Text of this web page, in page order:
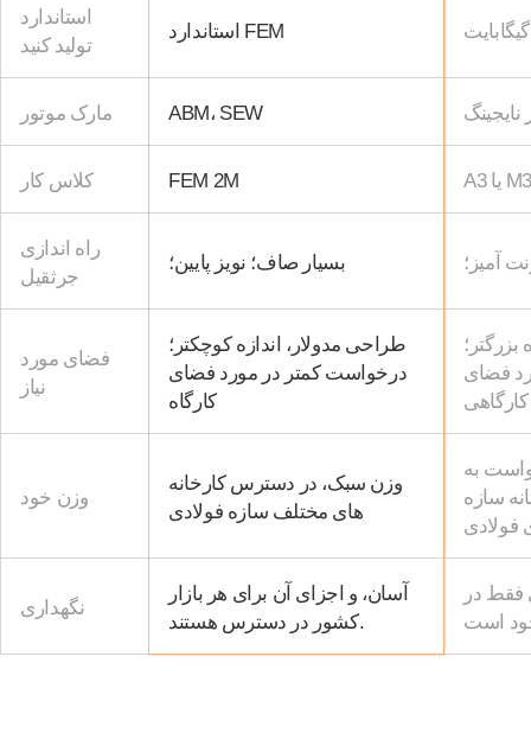
استاندارد
تولید کنید
استاندارد FEM
مارک موتور ABM، SEW نایجینگ
کلاس کار FEM 2M A3 یا M3
راه اندازی
جرثقیل
بسیار صاف؛ نویز پایین؛ آمیز؛
فضای مورد
نیاز
طراحی مدولار، اندازه کوچکتر؛
درخواست کمتر در مورد فضای
کارگاه
بزرگتر؛
فضای
کارگاهی
وزن خود
وزن سبک، در دسترس کارخانه
های مختلف سازه فولادی
به
سازه
فولادی
نگهداری
آسان، و اجزای آن برای هر بازار
کشور در دسترس هستند.
فقط در